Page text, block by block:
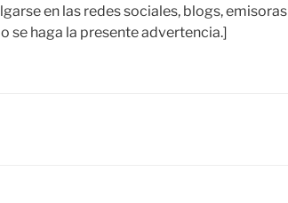
en las redes sociales, blogs,
se haga la presente advertencia.]